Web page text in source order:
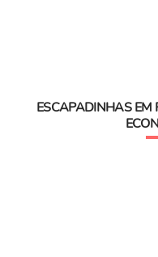
ESCAPADINHAS EM